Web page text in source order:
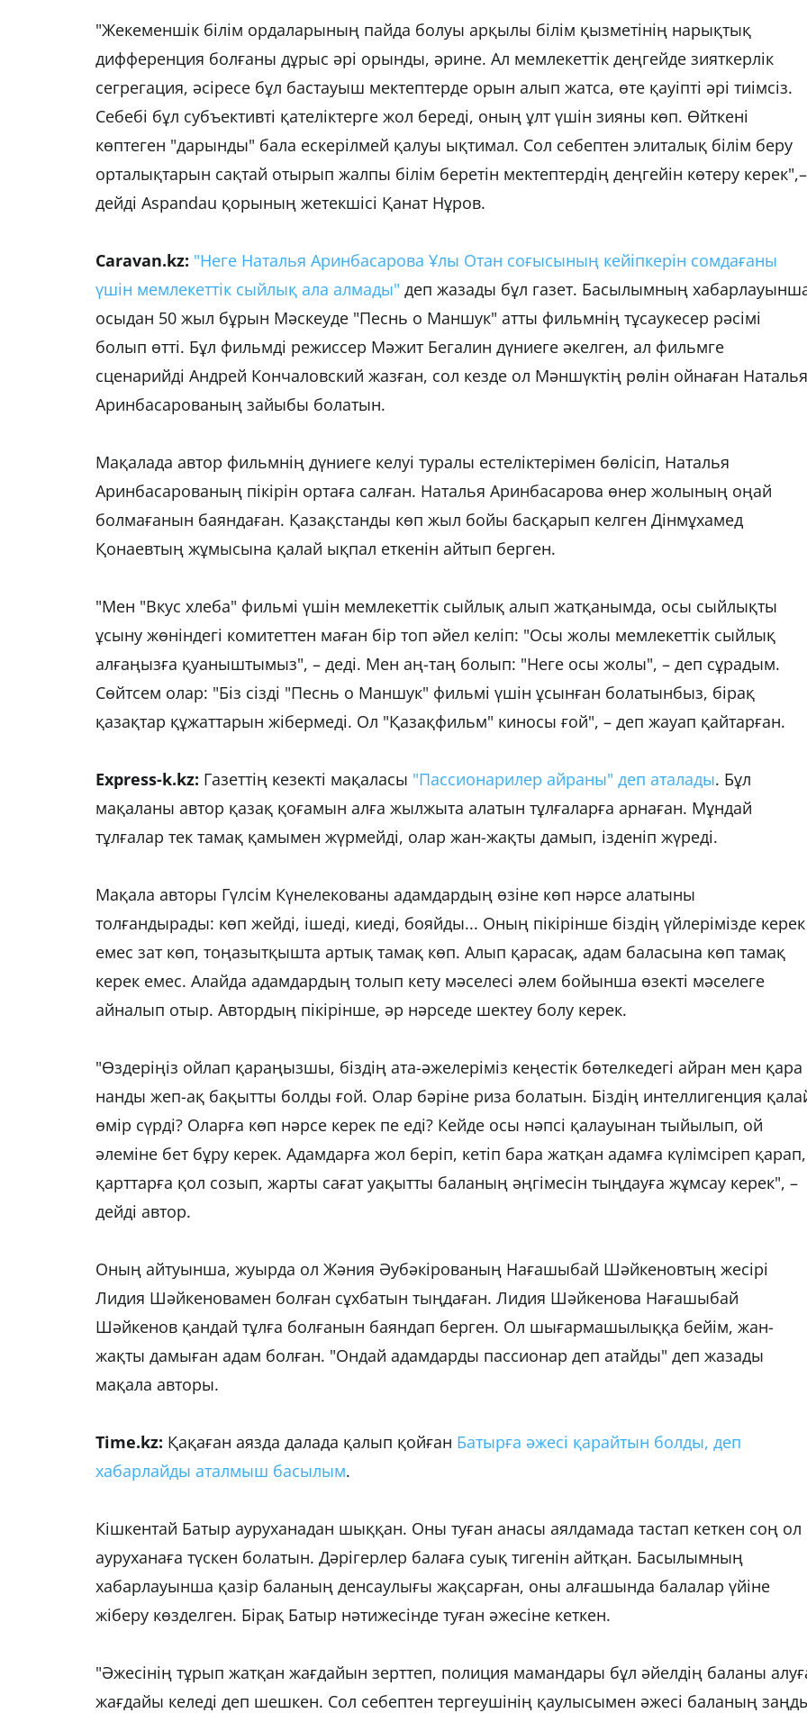
"Жекеменшік білім ордаларының пайда болуы арқылы білім қызметінің нарықтық
дифференция болғаны дұрыс әрі орынды, әрине. Ал мемлекеттік деңгейде зияткерлік
сегрегация, әсіресе бұл бастауыш мектептерде орын алып жатса, өте қауіпті әрі тиімсіз.
Себебі бұл субъективті қателіктерге жол береді, оның ұлт үшін зияны көп. Өйткені
көптеген "дарынды" бала ескерілмей қалуы ықтимал. Сол себептен элиталық білім беру
орталықтарын сақтай отырып жалпы білім беретін мектептердің деңгейін көтеру керек",–
дейді Aspandau қорының жетекшісі Қанат Нұров.
Caravan.kz: "Неге Наталья Аринбасарова Ұлы Отан соғысының кейіпкерін сомдағаны
үшін мемлекеттік сыйлық ала алмады" деп жазады бұл газет. Басылымның
осыдан 50 жыл бұрын Мәскеуде "Песнь о Маншук" атты фильмнің тұсаукесер рәсімі
болып өтті. Бұл фильмді режиссер Мәжит Бегалин дүниеге әкелген, ал фильмге
сценарийді Андрей Кончаловский жазған, сол кезде ол Мәншүктің рөлін ойнаған Наталья
Аринбасарованың зайыбы болатын.
Мақалада автор фильмнің дүниеге келуі туралы естеліктерімен бөлісіп, Наталья
Аринбасарованың пікірін ортаға салған. Наталья Аринбасарова өнер жолының оңай
болмағанын баяндаған. Қазақстанды көп жыл бойы басқарып келген Дінмұхамед
Қонаевтың жұмысына қалай ықпал еткенін айтып берген.
"Мен "Вкус хлеба" фильмі үшін мемлекеттік сыйлық алып жатқанымда, осы сыйлықты
ұсыну жөніндегі комитеттен маған бір топ әйел келіп: "Осы жолы мемлекеттік сыйлық
алғаңызға қуаныштымыз", – деді. Мен аң-таң болып: "Неге осы жолы", – деп сұрадым.
Сөйтсем олар: "Біз сізді "Песнь о Маншук" фильмі үшін ұсынған болатынбыз, бірақ
қазақтар құжаттарын жібермеді. Ол "Қазақфильм" киносы ғой", – деп жауап қайтарған.
Express-k.kz: Газеттің кезекті мақаласы "Пассионарилер айраны" деп аталады. Бұл
мақаланы автор қазақ қоғамын алға жылжыта алатын тұлғаларға арнаған. Мұндай
тұлғалар тек тамақ қамымен жүрмейді, олар жан-жақты дамып, ізденіп жүреді.
Мақала авторы Гүлсім Күнелекованы адамдардың өзіне көп нәрсе алатыны
толғандырады: көп жейді, ішеді, киеді, бояйды... Оның пікірінше біздің үйлерімізде керек
емес зат көп, тоңазытқышта артық тамақ көп. Алып қарасақ, адам баласына көп тамақ
керек емес. Алайда адамдардың толып кету мәселесі әлем бойынша өзекті мәселеге
айналып отыр. Автордың пікірінше, әр нәрседе шектеу болу керек.
"Өздеріңіз ойлап қараңызшы, біздің ата-әжелеріміз кеңестік бөтелкедегі айран мен қара
нанды жеп-ақ бақытты болды ғой. Олар бәріне риза болатын. Біздің интеллигенция
өмір сүрді? Оларға көп нәрсе керек пе еді? Кейде осы нәпсі қалауынан тыйылып, ой
әлеміне бет бұру керек. Адамдарға жол беріп, кетіп бара жатқан адамға күлімсіреп қарап,
қарттарға қол созып, жарты сағат уақытты баланың әңгімесін тыңдауға жұмсау керек", –
дейді автор.
Оның айтуынша, жуырда ол Жәния Әубәкірованың Нағашыбай Шәйкеновтың жесірі
Лидия Шәйкеновамен болған сұхбатын тыңдаған. Лидия Шәйкенова Нағашыбай
Шәйкенов қандай тұлға болғанын баяндап берген. Ол шығармашылыққа бейім, жан-
жақты дамыған адам болған. "Ондай адамдарды пассионар деп атайды" деп жазады
мақала авторы.
Time.kz: Қақаған аязда далада қалып қойған Батырға әжесі қарайтын болды, деп
хабарлайды аталмыш басылым.
Кішкентай Батыр ауруханадан шыққан. Оны туған анасы аялдамада тастап кеткен соң ол
ауруханаға түскен болатын. Дәрігерлер балаға суық тигенін айтқан. Басылымның
хабарлауынша қазір баланың денсаулығы жақсарған, оны алғашында балалар үйіне
жіберу көзделген. Бірақ Батыр нәтижесінде туған әжесіне кеткен.
"Әжесінің тұрып жатқан жағдайын зерттеп, полиция мамандары бұл әйелдің баланы
жағдайы келеді деп шешкен. Сол себептен тергеушінің қаулысымен әжесі баланың